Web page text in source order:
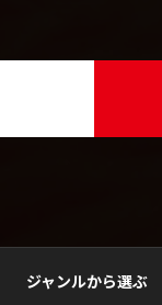
ジャンルから選ぶ